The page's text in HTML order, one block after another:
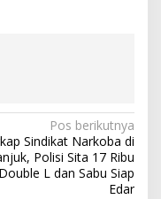
Pos berikutnya
Sindikat Narkoba di
Polisi Sita 17 Ribu
Double L dan Sabu Siap
Edar